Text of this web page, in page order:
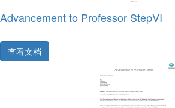
Advancement to Professor StepVI
查看文档